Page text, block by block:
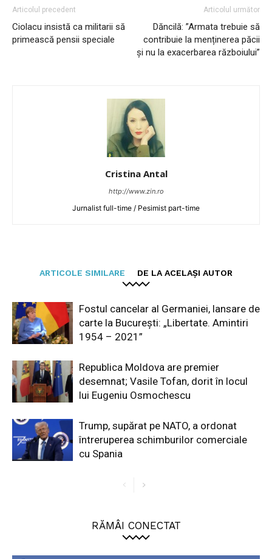
Articolul precedent
Ciolacu insistă ca militarii să
primească pensii speciale
Articolul următor
Dăncilă: ”Armata trebuie să
contribuie la menținerea păcii
și nu la exacerbarea războiului”
Cristina Antal
http://www.zin.ro
Jurnalist full-time / Pesimist part-time
ARTICOLE SIMILARE DE LA ACELAȘI AUTOR
Fostul cancelar al Germaniei, lansare de
carte la București: „Libertate. Amintiri
1954 – 2021”
Republica Moldova are premier
desemnat; Vasile Tofan, dorit în locul
lui Eugeniu Osmochescu
Trump, supărat pe NATO, a ordonat
întreruperea schimburilor comerciale
cu Spania
RĂMÂI CONECTAT